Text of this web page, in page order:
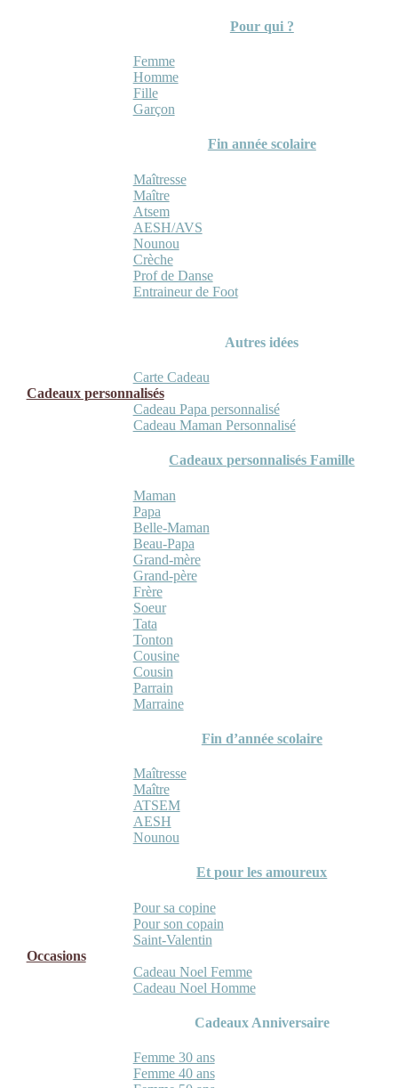
Pour qui ?
Femme
Homme
Fille
Garçon
Fin année scolaire
Maîtresse
Maître
Atsem
AESH/AVS
Nounou
Crèche
Prof de Danse
Entraineur de Foot
Autres idées
Carte Cadeau
Cadeaux personnalisés
Cadeau Papa personnalisé
Cadeau Maman Personnalisé
Cadeaux personnalisés Famille
Maman
Papa
Belle-Maman
Beau-Papa
Grand-mère
Grand-père
Frère
Soeur
Tata
Tonton
Cousine
Cousin
Parrain
Marraine
Fin d’année scolaire
Maîtresse
Maître
ATSEM
AESH
Nounou
Et pour les amoureux
Pour sa copine
Pour son copain
Saint-Valentin
Occasions
Cadeau Noel Femme
Cadeau Noel Homme
Cadeaux Anniversaire
Femme 30 ans
Femme 40 ans